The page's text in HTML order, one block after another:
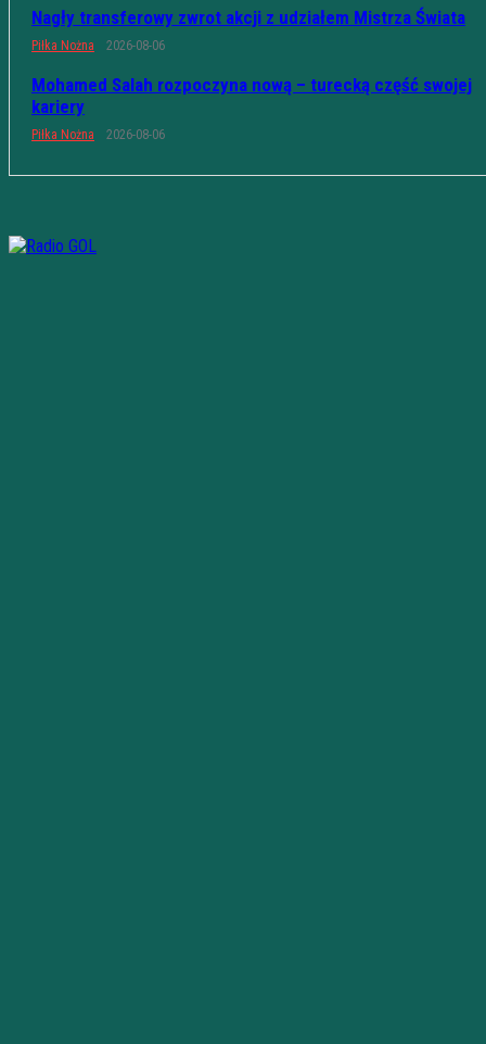
Nagły transferowy zwrot akcji z udziałem Mistrza Świata
Piłka Nożna 2026-08-06
Mohamed Salah rozpoczyna nową – turecką część swojej
kariery
Piłka Nożna 2026-08-06